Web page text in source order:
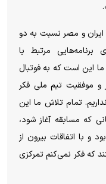
ایران و مصر نسبت به دو
برنامه‌هایی مرتبط با
این است که به فوتبال
و موفقیت تیم ملی فکر
تمام تلاش ما این
که مسابقه آغاز شود،
و با اتفاقات بیرون از
که فکر نمی‌کنم تمرکزی